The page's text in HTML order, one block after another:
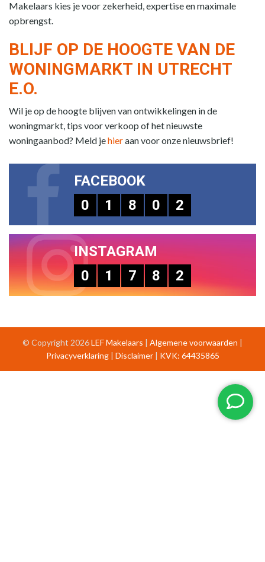
Makelaars kies je voor zekerheid, expertise en maximale
opbrengst.
BLIJF OP DE HOOGTE VAN DE
WONINGMARKT IN UTRECHT
E.O.
Wil je op de hoogte blijven van ontwikkelingen in de
woningmarkt, tips voor verkoop of het nieuwste
woningaanbod? Meld jehieraan voor onze nieuwsbrief!
FACEBOOK
0
1 8 0 2
INSTAGRAM
0
1 7 8 2
© Copyright 2026LEF Makelaars | Algemene voorwaarden |
Privacyverklaring| Disclaimer| KVK: 64435865